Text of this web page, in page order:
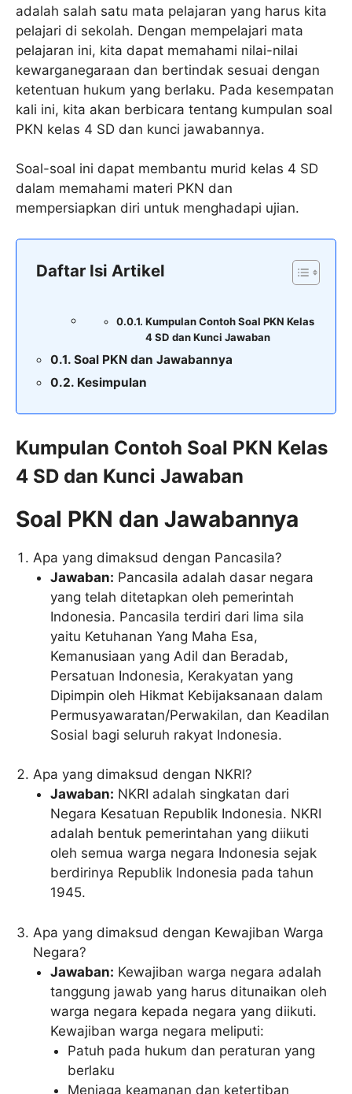
adalah salah satu mata pelajaran yang harus kita
pelajari di sekolah. Dengan mempelajari mata
pelajaran ini, kita dapat memahami nilai-nilai
kewarganegaraan dan bertindak sesuai dengan
ketentuan hukum yang berlaku. Pada kesempatan
kali ini, kita akan berbicara tentang kumpulan soal
PKN kelas 4 SD dan kunci jawabannya.
Soal-soal ini dapat membantu murid kelas 4 SD
dalam memahami materi PKN dan
mempersiapkan diri untuk menghadapi ujian.
Daftar Isi Artikel
Kumpulan Contoh Soal PKN Kelas
4 SD dan Kunci Jawaban
Soal PKN dan Jawabannya
Kesimpulan
Kumpulan Contoh Soal PKN Kelas
4 SD dan Kunci Jawaban
Soal PKN dan Jawabannya
Apa yang dimaksud dengan Pancasila?
Jawaban: Pancasila adalah dasar negara
yang telah ditetapkan oleh pemerintah
Indonesia. Pancasila terdiri dari lima sila
yaitu Ketuhanan Yang Maha Esa,
Kemanusiaan yang Adil dan Beradab,
Persatuan Indonesia, Kerakyatan yang
Dipimpin oleh Hikmat Kebijaksanaan dalam
Permusyawaratan/Perwakilan, dan Keadilan
Sosial bagi seluruh rakyat Indonesia.
Apa yang dimaksud dengan NKRI?
Jawaban: NKRI adalah singkatan dari
Negara Kesatuan Republik Indonesia. NKRI
adalah bentuk pemerintahan yang diikuti
oleh semua warga negara Indonesia sejak
berdirinya Republik Indonesia pada tahun
1945.
Apa yang dimaksud dengan Kewajiban Warga
Negara?
Jawaban: Kewajiban warga negara adalah
tanggung jawab yang harus ditunaikan oleh
warga negara kepada negara yang diikuti.
Kewajiban warga negara meliputi:
Patuh pada hukum dan peraturan yang
berlaku
Menjaga keamanan dan ketertiban